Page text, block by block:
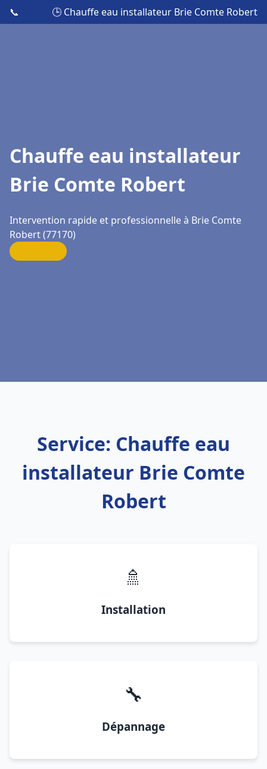
📞 🕒 Chauffe eau installateur Brie Comte Robert
Chauffe eau installateur
Brie Comte Robert
Intervention rapide et professionnelle à Brie Comte
Robert (77170)
Service: Chauffe eau
installateur Brie Comte
Robert
🚿
Installation
🔧
Dépannage